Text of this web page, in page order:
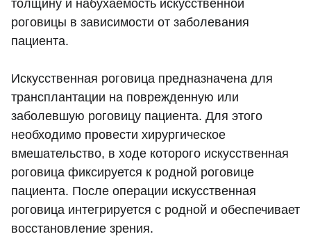
толщину и набухаемость искусственной
роговицы в зависимости от заболевания
пациента.
Искусственная роговица предназначена для
трансплантации на поврежденную или
заболевшую роговицу пациента. Для этого
необходимо провести хирургическое
вмешательство, в ходе которого искусственная
роговица фиксируется к родной роговице
пациента. После операции искусственная
роговица интегрируется с родной и обеспечивает
восстановление зрения.